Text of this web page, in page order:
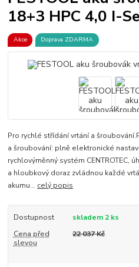
18+3 HPC 4,0 I-
Akce Doprava ZDARMA
Pro rychlé střídání vrtání a
a šroubování: plně elektronické
rychlovýměnný systém CENTROTEC,
a hloubkový doraz zvládnou každé
akumu... celý popis
Dostupnost
skladem 2 ks
Cena před
slevou
22 037 Kč